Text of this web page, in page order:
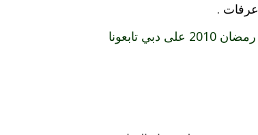
عرفات .
تابعونا